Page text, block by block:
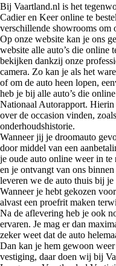
Bij Vaartland.nl is het
Cadier en Keer online te
verschillende showrooms om
Op onze website kan je ons
website alle auto’s die online
bekijken dankzij onze
camera. Zo kan je als het
of om de auto heen lopen,
heb je bij alle auto’s die
Nationaal Autorapport.
over de occasion vinden,
onderhoudshistorie.
Wanneer jij je droomauto
door middel van een
je oude auto online weer in
en je ontvangt van ons
leveren we de auto thuis bij
Wanneer je hebt gekozen
alvast een proefrit maken
Na de aflevering heb je ook
ervaren. Je mag er dan
zeker weet dat de auto
Dan kan je hem gewoon
vestiging, daar doen wij bij